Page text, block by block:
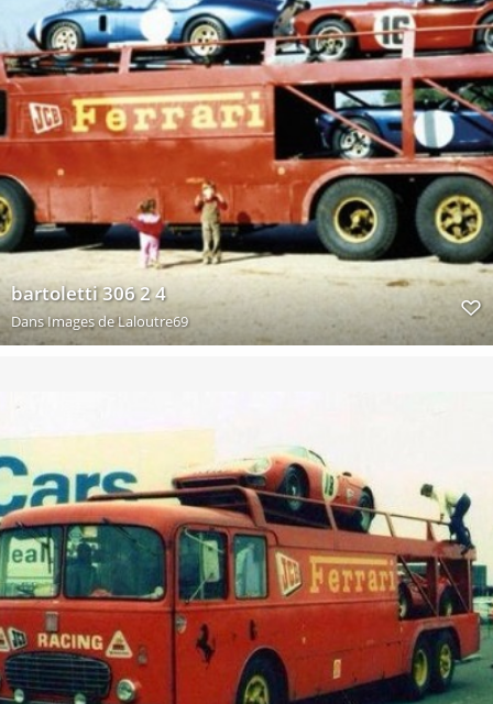
bartoletti 306 2 4
DansImages de Laloutre69